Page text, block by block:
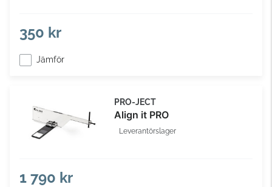
350 kr
Jämför
PRO-JECT
Align it PRO
Leverantörslager
1 790 kr